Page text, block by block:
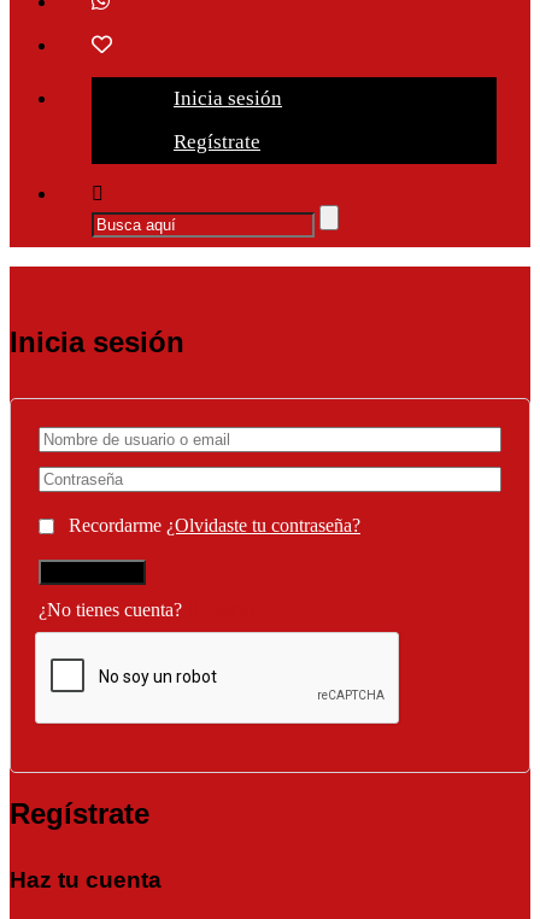
Inicia sesión
Regístrate
Inicia sesión
Recordarme ¿Olvidaste tu contraseña?
¿No tienes cuenta?
Regístrate
Haz tu cuenta